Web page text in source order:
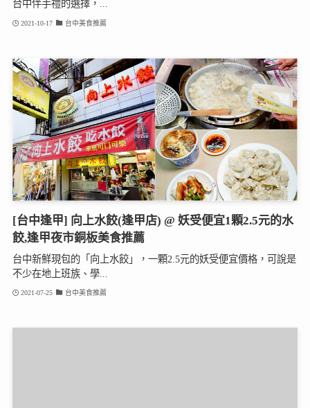
台中伴手禮的選擇，...
2021-10-17 台中美食推薦
[台中逢甲] 向上水餃(逢甲店) @ 妖受便宜1顆2.5元的水
餃,逢甲夜市銅板美食推薦
台中新鮮現包的「向上水餃」，一顆2.5元的妖受便宜價格，可說是
不少在地上班族、學...
2021-07-25 台中美食推薦